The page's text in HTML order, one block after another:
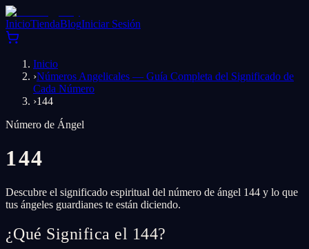
InicioTiendaBlogIniciar Sesión
Inicio
›Números Angelicales — Guía Completa del Significado de
Cada Número
›144
Número de Ángel
144
Descubre el significado espiritual del número de ángel 144 y lo que
tus ángeles guardianes te están diciendo.
¿Qué Significa el 144?